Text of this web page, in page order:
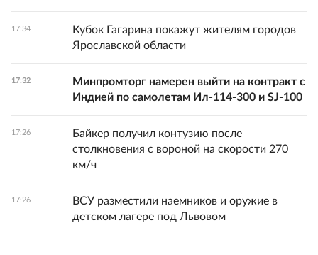
17:34
Кубок Гагарина покажут жителям городов
Ярославской области
17:32
Минпромторг намерен выйти на контракт с
Индией по самолетам Ил-114-300 и SJ-100
17:26
Байкер получил контузию после
столкновения с вороной на скорости 270
км/ч
17:26
ВСУ разместили наемников и оружие в
детском лагере под Львовом